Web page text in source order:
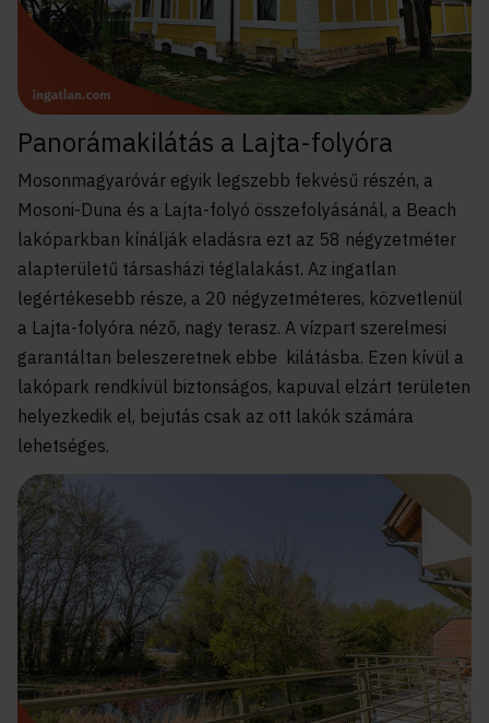
Panorámakilátás a Lajta-folyóra
Mosonmagyaróvár egyik legszebb fekvésű részén, a
Mosoni-Duna és a Lajta-folyó összefolyásánál, a Beach
lakóparkban kínálják eladásra ezt az 58 négyzetméter
alapterületű társasházi téglalakást. Az ingatlan
legértékesebb része, a 20 négyzetméteres, közvetlenül
a Lajta-folyóra néző, nagy terasz. A vízpart szerelmesi
garantáltan beleszeretnek ebbe kilátásba. Ezen kívül a
lakópark rendkívül biztonságos, kapuval elzárt területen
helyezkedik el, bejutás csak az ott lakók számára
lehetséges.